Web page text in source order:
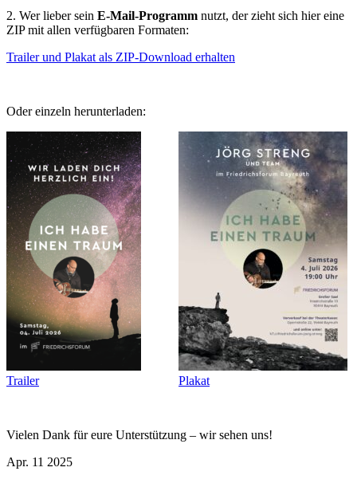
2. Wer lieber sein E-Mail-Programm nutzt, der zieht sich hier eine
ZIP mit allen verfügbaren Formaten:
Trailer und Plakat als ZIP-Download erhalten
Oder einzeln herunterladen:
Trailer Plakat
Vielen Dank für eure Unterstützung – wir sehen uns!
Apr. 11 2025